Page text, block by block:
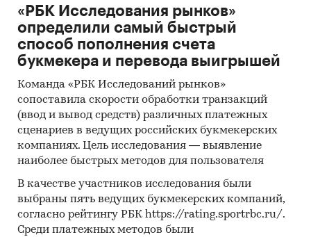
«РБК Исследования рынков»
определили самый быстрый
способ пополнения счета
букмекера и перевода выигрышей
Команда «РБК Исследований рынков»
сопоставила скорости обработки транзакций
(ввод и вывод средств) различных платежных
сценариев в ведущих российских букмекерских
компаниях. Цель исследования — выявление
наиболее быстрых методов для пользователя
В качестве участников исследования были
выбраны пять ведущих букмекерских компаний,
согласно рейтингу РБК https://rating.sportrbc.ru/.
Среди платежных методов были